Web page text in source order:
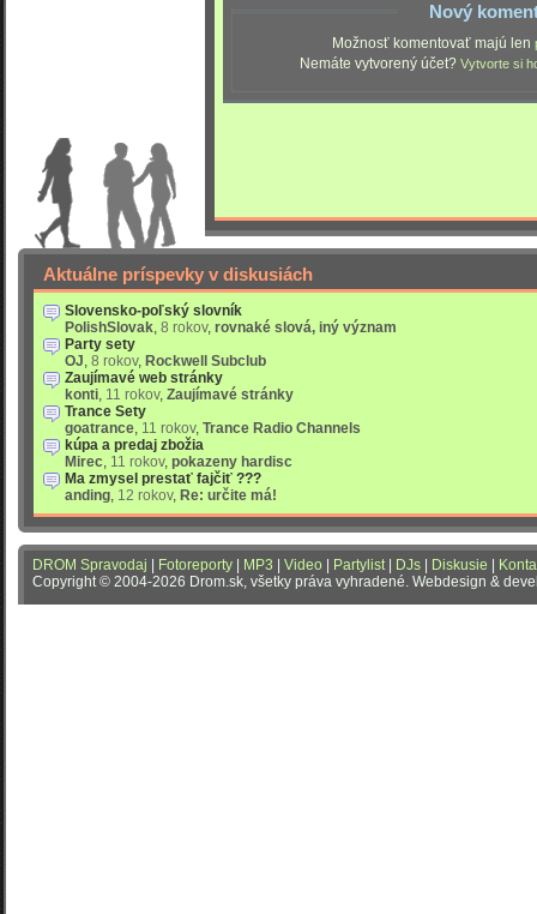
Nový
Možnosť komentovať majú len
Nemáte vytvorený účet? Vytvorte si
Aktuálne príspevky v diskusiách
Slovensko-poľský slovník
PolishSlovak, 8 rokov, rovnaké slová, iný význam
Party sety
OJ, 8 rokov, Rockwell Subclub
Zaujímavé web stránky
konti, 11 rokov, Zaujímavé stránky
Trance Sety
goatrance, 11 rokov, Trance Radio Channels
kúpa a predaj zbožia
Mirec, 11 rokov, pokazeny hardisc
Ma zmysel prestať fajčiť ???
anding, 12 rokov, Re: určite má!
DROM Spravodaj Fotoreporty MP3 Video Partylist| DJs Diskusie
Copyright © 2004-2026 Drom.sk, všetky práva vyhradené. Webdesign &